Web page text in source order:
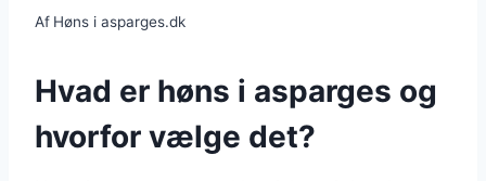
Af Høns i asparges.dk
Hvad er høns i asparges og
hvorfor vælge det?